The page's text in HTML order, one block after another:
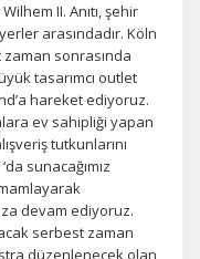
göstermek için
devam
II. Anıtı, şehir
arasındadır. Köln
sonrasında
tasarımcı outlet
hareket ediyoruz.
ev sahipliği yapan
tutkunlarını
sunacağımız
devam ediyoruz.
serbest zaman
düzenlenecek olan